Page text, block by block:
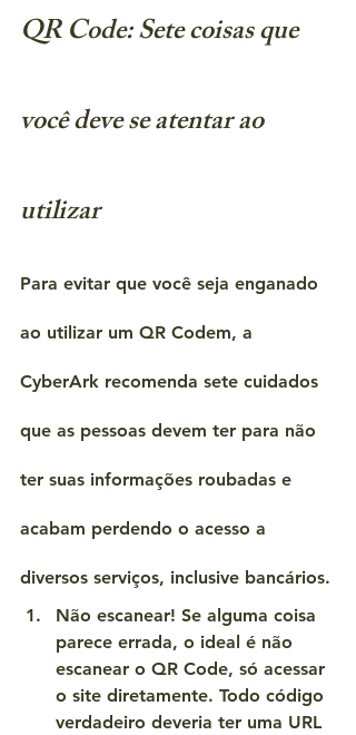
QR Code: Sete coisas que
você deve se atentar ao
utilizar
Para evitar que você seja enganado
ao utilizar um QR Codem, a
CyberArk recomenda sete cuidados
que as pessoas devem ter para não
ter suas informações roubadas e
acabam perdendo o acesso a
diversos serviços, inclusive bancários.
Não escanear! Se alguma coisa
parece errada, o ideal é não
escanear o QR Code, só acessar
o site diretamente. Todo código
verdadeiro deveria ter uma URL